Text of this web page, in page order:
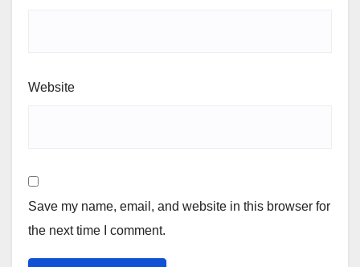
Website
Save my name, email, and website in this browser for
the next time I comment.